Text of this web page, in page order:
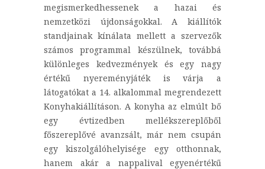
megismerkedhessenek a hazai és
nemzetközi újdonságokkal. A kiállítók
standjainak kínálata mellett a szervezők
számos programmal készülnek, továbbá
különleges kedvezmények és egy nagy
értékű nyereményjáték is várja a
látogatókat a 14. alkalommal megrendezett
Konyhakiállításon. A konyha az elmúlt bő
egy évtizedben mellékszereplőből
főszereplővé avanzsált, már nem csupán
egy kiszolgálóhelyisége egy otthonnak,
hanem akár a nappalival egyenértékű